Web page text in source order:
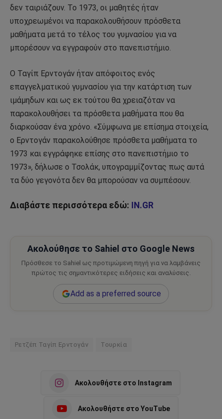
δεν ταιριάζουν. Το 1973, οι μαθητές ήταν
υποχρεωμένοι να παρακολουθήσουν πρόσθετα
μαθήματα μετά το τέλος του γυμνασίου για να
μπορέσουν να εγγραφούν στο πανεπιστήμιο.
Ο Ταγίπ Ερντογάν ήταν απόφοιτος ενός
επαγγελματικού γυμνασίου για την κατάρτιση των
ιμάμηδων και ως εκ τούτου θα χρειαζόταν να
παρακολουθήσει τα πρόσθετα μαθήματα που θα
διαρκούσαν ένα χρόνο. «Σύμφωνα με επίσημα στοιχεία,
ο Ερντογάν παρακολούθησε πρόσθετα μαθήματα το
1973 και εγγράφηκε επίσης στο πανεπιστήμιο το
1973», δήλωσε ο Τσολάκ, υπογραμμίζοντας πως αυτά
τα δύο γεγονότα δεν θα μπορούσαν να συμπέσουν.
Διαβάστε περισσότερα εδώ: IN.GR
Ακολούθησε το Sahiel στο Google News
Πρόσθεσε το Sahiel ως προτιμώμενη πηγή για να λαμβάνεις
πρώτος τις σημαντικότερες ειδήσεις και αναλύσεις.
Add as a preferred source
Ρετζέπ Ταγίπ Ερντογάν Τουρκία
Ακολουθήστε στο Instagram
Ακολουθήστε στο YouTube